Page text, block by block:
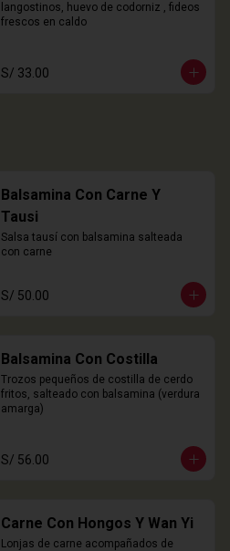
langostinos, huevo de codorniz , fideos
frescos en caldo
S/ 33.00
Balsamina Con Carne Y
Tausi
Salsa tausí con balsamina salteada
con carne
S/ 50.00
Balsamina Con Costilla
Trozos pequeños de costilla de cerdo
fritos, salteado con balsamina (verdura
amarga)
S/ 56.00
Carne Con Hongos Y Wan Yi
Lonjas de carne acompañados de